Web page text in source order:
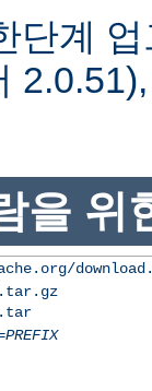
단계
을 위
PREFIX